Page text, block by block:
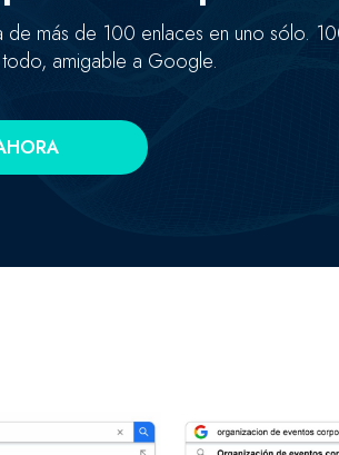
de más de 100 enlaces en uno sólo.
amigable a Google.